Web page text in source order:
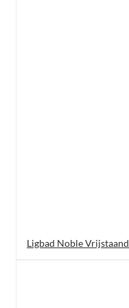
Ligbad Noble Vrijstaand